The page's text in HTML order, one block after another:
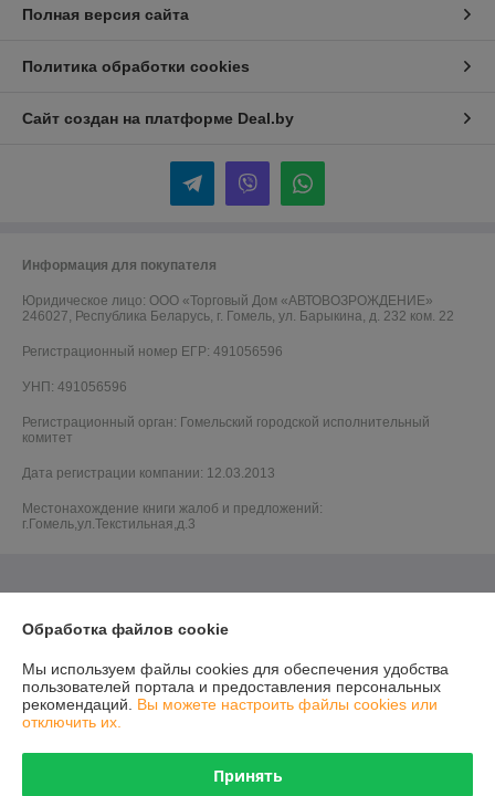
Полная версия сайта
Политика обработки cookies
Сайт создан на платформе Deal.by
Информация для покупателя
Юридическое лицо: ООО «Торговый Дом «АВТОВОЗРОЖДЕНИЕ»
246027, Республика Беларусь, г. Гомель, ул. Барыкина, д. 232 ком. 22
Регистрационный номер ЕГР: 491056596
УНП: 491056596
Регистрационный орган: Гомельский городской исполнительный
комитет
Дата регистрации компании: 12.03.2013
Местонахождение книги жалоб и предложений:
г.Гомель,ул.Текстильная,д.3
Обработка файлов cookie
Мы используем файлы cookies для обеспечения удобства
пользователей портала и предоставления персональных
рекомендаций. Вы можете настроить файлы cookies или
отключить их.
Принять